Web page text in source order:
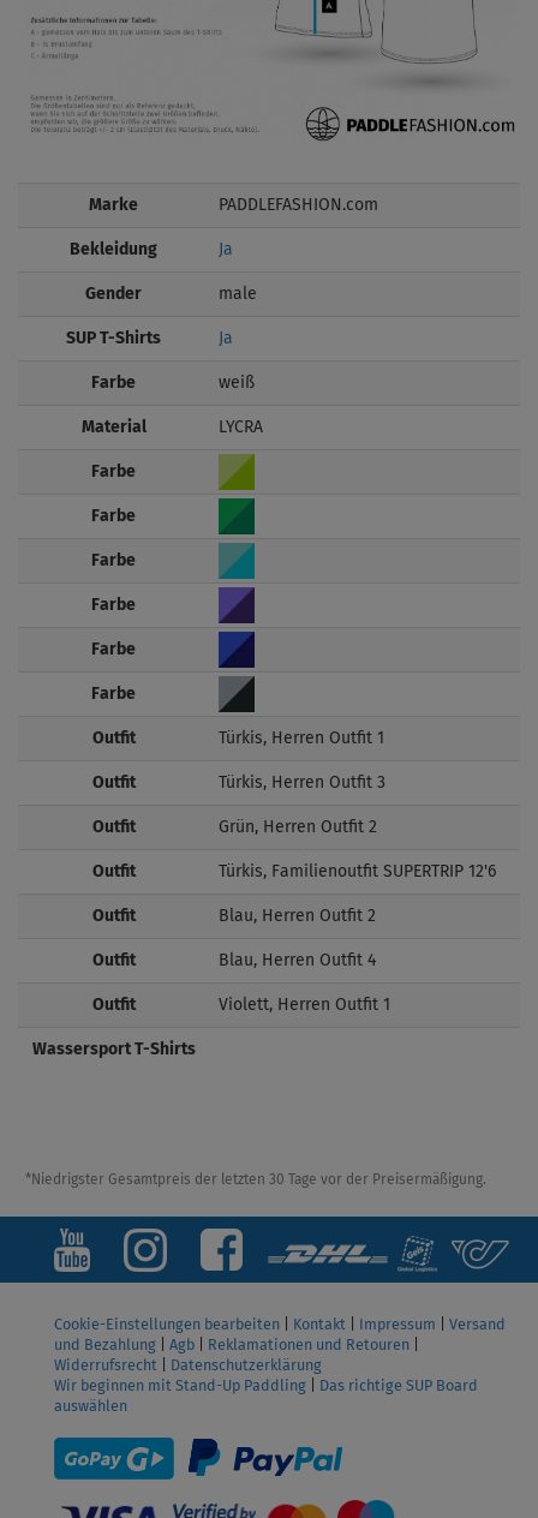
Marke PADDLEFASHION.com
Bekleidung Ja
Gender male
SUP T-Shirts Ja
Farbe weiß
Material LYCRA
Farbe
Farbe
Farbe
Farbe
Farbe
Farbe
Outfit Türkis, Herren Outfit 1
Outfit Türkis, Herren Outfit 3
Outfit Grün, Herren Outfit 2
Outfit Türkis, Familienoutfit SUPERTRIP 12'6
Outfit Blau, Herren Outfit 2
Outfit Blau, Herren Outfit 4
Outfit Violett, Herren Outfit 1
Wassersport T-Shirts
*Niedrigster Gesamtpreis der letzten 30 Tage vor der Preisermäßigung.
Cookie-Einstellungen bearbeiten Kontakt Impressum
Versand
und Bezahlung
Agb Reklamationen und Retouren
Widerrufsrecht
Datenschutzerklärung
Wir beginnen mit Stand-Up Paddling
Das richtige SUP Board
auswählen